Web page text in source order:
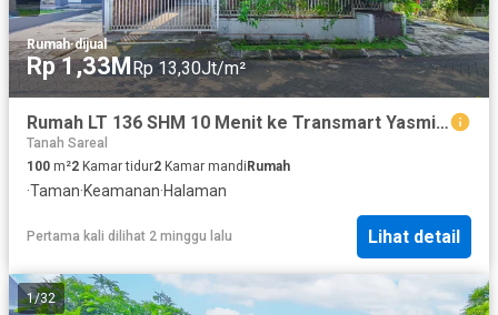
Rumah·dijual
Rp 1,33MRp 13,30Jt/m²
Rumah LT 136 SHM 10 Menit ke Transmart Yasmin Bogor Siap KPR J-40503
Tanah Sareal
100 m²2 Kamar tidur2 Kamar mandi Rumah
·Taman·Keamanan·Halaman
Pertama kali dilihat 2 minggu lalu Lihat detail
1/32